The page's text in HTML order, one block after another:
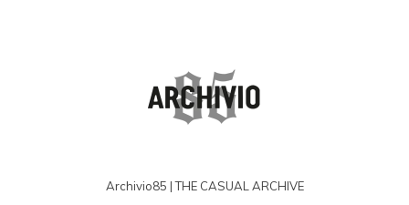
Archivio85 | THE CASUAL ARCHIVE